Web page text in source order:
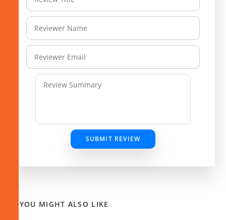
SUBMIT REVIEW
YOU MIGHT ALSO LIKE